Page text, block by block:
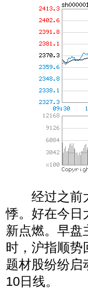
经过之前大
悸。好在今日
新点燃。早盘
时，沪指顺势
题材股纷纷启
10日线。